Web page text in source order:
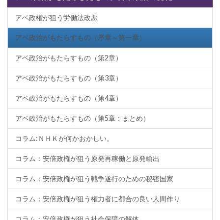
アベ政権が狙う労働法改悪
アベ政治がもたらすもの（序章～第一章）
アベ政治がもたらすもの（第2章）
アベ政治がもたらすもの（第3章）
アベ政治がもたらすもの（第4章）
アベ政治がもたらすもの（第5章：まとめ）
コラム:ＮＨＫが何かおかしい。
コラム：安倍政権が狙う原発再稼働と原発輸出
コラム：安倍政権が狙う戦争遂行のための秘密国家
コラム：安倍政権が狙う権力者に都合の良い人間作り